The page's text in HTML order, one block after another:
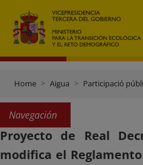
Home Aigua Participació
Navegación
Proyecto de Real
modifica el